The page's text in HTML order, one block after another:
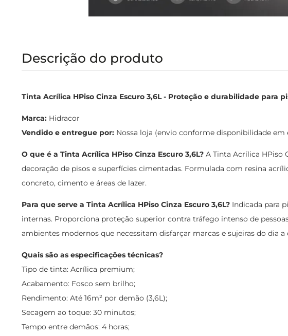
Descrição do produto
Tinta Acrílica HPiso Cinza Escuro 3,6L - Proteção e durabilidade para
Marca: Hidracor
Vendido e entregue por: Nossa loja (envio conforme disponibilidade em
O que é a Tinta Acrílica HPiso Cinza Escuro 3,6L? A Tinta Acrílica HPiso
decoração de pisos e superfícies cimentadas. Formulada com resina
concreto, cimento e áreas de lazer.
Para que serve a Tinta Acrílica HPiso Cinza Escuro 3,6L? Indicada para
internas. Proporciona proteção superior contra tráfego intenso de
ambientes modernos que necessitam disfarçar marcas e sujeiras do dia a
Quais são as especificações técnicas?
Tipo de tinta: Acrílica premium;
Acabamento: Fosco sem brilho;
Rendimento: Até 16m² por demão (3,6L);
Secagem ao toque: 30 minutos;
Tempo entre demãos: 4 horas;